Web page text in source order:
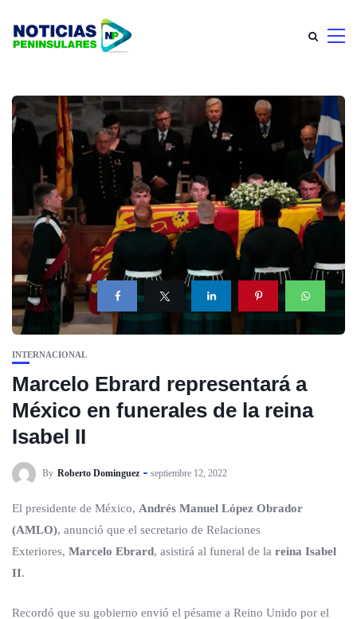
INTERNACIONAL
Marcelo Ebrard representará a
México en funerales de la reina
Isabel II
By Roberto Dominguez septiembre 12, 2022
El presidente de México, Andrés Manuel López Obrador
(AMLO), anunció que el secretario de Relaciones
Exteriores, Marcelo Ebrard, asistirá al funeral de la reina Isabel
II.
Recordó que su gobierno envió el pésame a Reino Unido por el